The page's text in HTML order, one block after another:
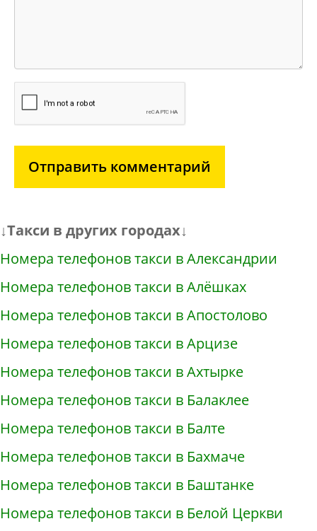
Отправить комментарий
↓Такси в других городах↓
Номера телефонов такси в Александрии
Номера телефонов такси в Алёшках
Номера телефонов такси в Апостолово
Номера телефонов такси в Арцизе
Номера телефонов такси в Ахтырке
Номера телефонов такси в Балаклее
Номера телефонов такси в Балте
Номера телефонов такси в Бахмаче
Номера телефонов такси в Баштанке
Номера телефонов такси в Белой Церкви